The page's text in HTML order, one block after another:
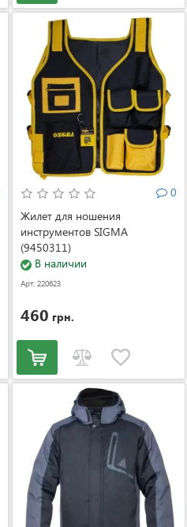
0
Жилет для ношения
инструментов SIGMA
(9450311)
В наличии
Арт: 220623
460 грн.